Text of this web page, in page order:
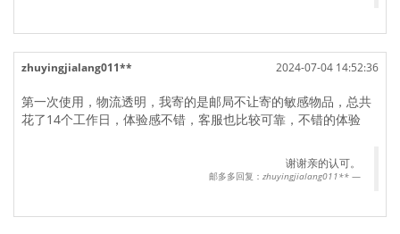
2024-07-04 14:52:36
zhuyingjialang011**
第一次使用，物流透明，我寄的是邮局不让寄的敏感物品，总共
花了14个工作日，体验感不错，客服也比较可靠，不错的体验
谢谢亲的认可。
邮多多回复： zhuyingjialang011**